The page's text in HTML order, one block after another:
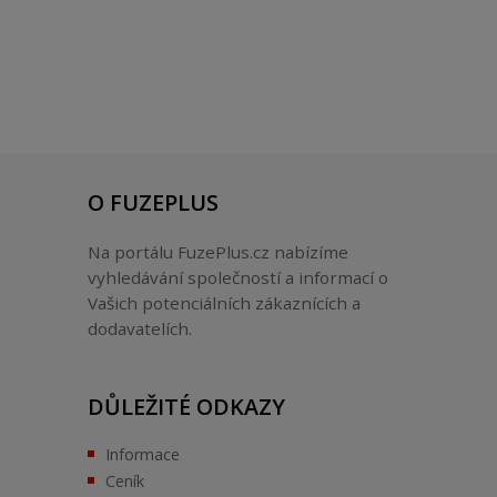
O FUZEPLUS
Na portálu FuzePlus.cz nabízíme
vyhledávání společností a informací o
Vašich potenciálních zákaznících a
dodavatelích.
DŮLEŽITÉ ODKAZY
Informace
Ceník